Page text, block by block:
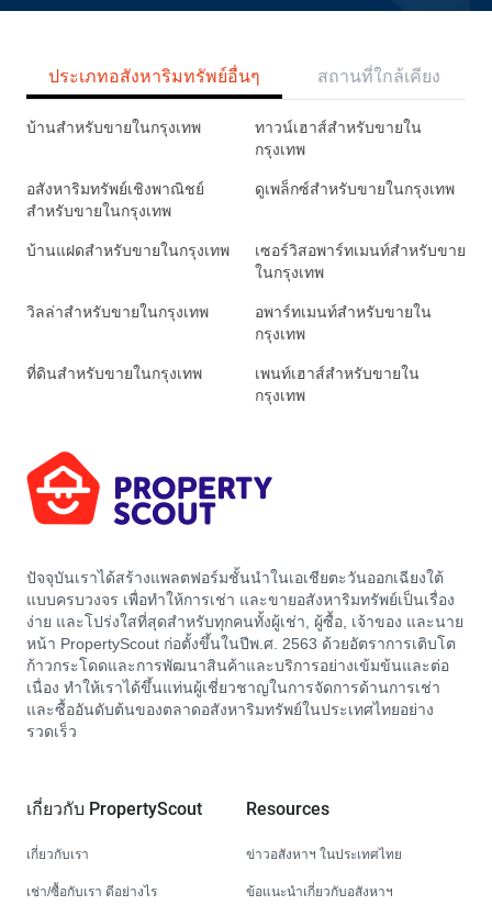
ประเภทอสังหาริมทรัพย์อื่นๆ สถานที่ใกล้เคียง
บ้านสำหรับขายในกรุงเทพ
ทาวน์เฮาส์สำหรับขายใน
กรุงเทพ
อสังหาริมทรัพย์เชิงพาณิชย์
สำหรับขายในกรุงเทพ
ดูเพล็กซ์สำหรับขายในกรุงเทพ
บ้านแฝดสำหรับขายในกรุงเทพ
เซอร์วิสอพาร์ทเมนท์สำหรับขาย
ในกรุงเทพ
วิลล่าสำหรับขายในกรุงเทพ
อพาร์ทเมนท์สำหรับขายใน
กรุงเทพ
ที่ดินสำหรับขายในกรุงเทพ
เพนท์เฮาส์สำหรับขายใน
กรุงเทพ
ปัจจุบันเราได้สร้างแพลตฟอร์มชั้นนำในเอเชียตะวันออกเฉียงใต้
แบบครบวงจร เพื่อทำให้การเช่า และขายอสังหาริมทรัพย์เป็นเรื่อง
ง่าย และโปร่งใสที่สุดสำหรับทุกคนทั้งผู้เช่า, ผู้ซื้อ, เจ้าของ และนาย
หน้า PropertyScout ก่อตั้งขึ้นในปีพ.ศ. 2563 ด้วยอัตราการเติบโต
ก้าวกระโดดและการพัฒนาสินค้าและบริการอย่างเข้มข้นและต่อ
เนื่อง ทำให้เราได้ขึ้นแท่นผู้เชี่ยวชาญในการจัดการด้านการเช่า
และซื้ออันดับต้นของตลาดอสังหาริมทรัพย์ในประเทศไทยอย่าง
รวดเร็ว
เกี่ยวกับ PropertyScout
เกี่ยวกับเรา
เช่า/ซื้อกับเรา ดีอย่างไร
Resources
ข่าวอสังหาฯ ในประเทศไทย
ข้อแนะนำเกี่ยวกับอสังหาฯ